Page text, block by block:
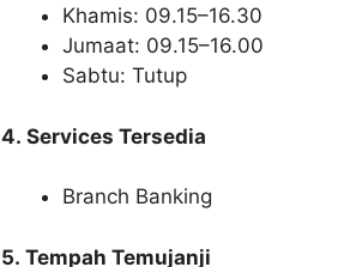
Khamis: 09.15–16.30
Jumaat: 09.15–16.00
Sabtu: Tutup
4. Services Tersedia
Branch Banking
5. Tempah Temujanji